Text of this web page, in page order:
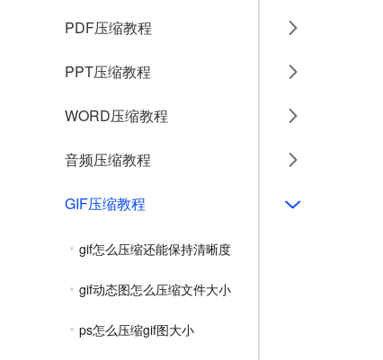
PDF压缩教程
PPT压缩教程
WORD压缩教程
音频压缩教程
GIF压缩教程
gif怎么压缩还能保持清晰度
gif动态图怎么压缩文件大小
ps怎么压缩gif图大小